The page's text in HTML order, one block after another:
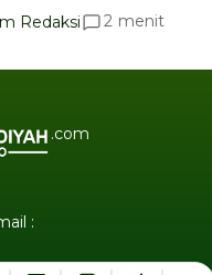
Redaksi
2 menit
.com
: